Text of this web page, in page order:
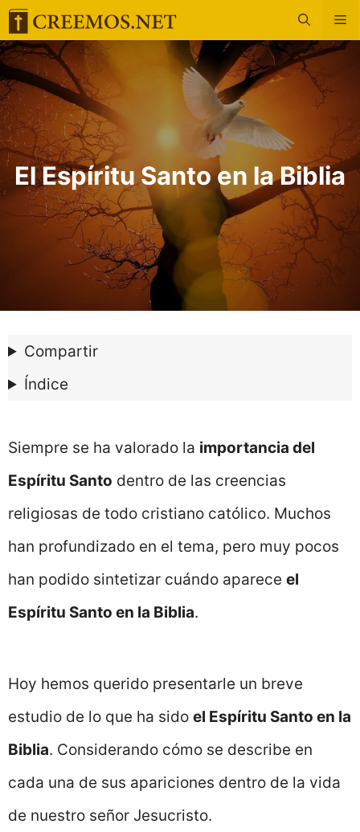
Saltar
al
contenido
El Espíritu Santo en la Biblia
Compartir
Índice
Siempre se ha valorado la importancia del
Espíritu Santo dentro de las creencias
religiosas de todo cristiano católico. Muchos
han profundizado en el tema, pero muy pocos
han podido sintetizar cuándo aparece el
Espíritu Santo en la Biblia.
Hoy hemos querido presentarle un breve
estudio de lo que ha sido el Espíritu Santo en la
Biblia. Considerando cómo se describe en
cada una de sus apariciones dentro de la vida
de nuestro señor Jesucristo.